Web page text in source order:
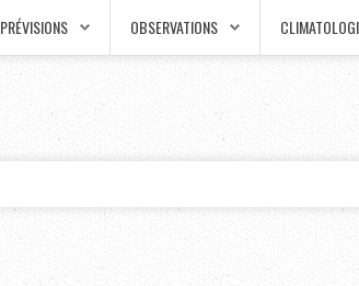
PRÉVISIONS OBSERVATIONS